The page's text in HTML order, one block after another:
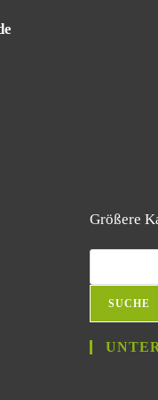
Größere
SUCHE